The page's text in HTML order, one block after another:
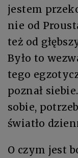
jestem
nie od
też od
Było to
tego
poznał
sobie,
światło
O czym jest